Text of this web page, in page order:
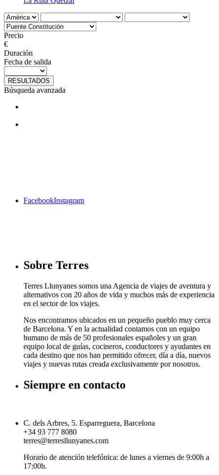
Precio
€
Duración
Fecha de salida
RESULTADOS
Búsqueda avanzada
FacebookInstagram
Sobre Terres
Terres Llunyanes somos una Agencia de viajes de aventura y
alternativos con 20 años de vida y muchos más de experiencia
en el sector de los viajes.
Nos encontramos ubicados en un pequeño pueblo muy cerca
de Barcelona. Y en la actualidad contamos con un equipo
humano de más de 50 profesionales españoles y un gran
equipo local de guías, cocineros, conductores y ayudantes en
cada destino que nos han permitido ofrecer, día a día, nuevos
viajes y nuevas rutas creada exclusivamente por nosotros.
Siempre en contacto
C. dels Arbres, 5. Esparreguera, Barcelona
+34 93 777 8080
terres@terresllunyanes.com
Horario de atención telefónica: de lunes a viernes de 9:00h a
17:00h.